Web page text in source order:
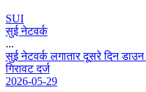
SUI
सुई नेटवर्क
...
सई नटवर लगतर दसर दन डउन
गरवट दर
2026-05-29